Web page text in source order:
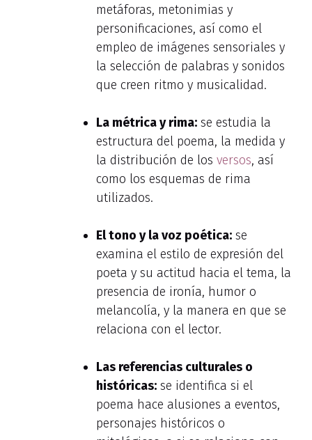
metáforas, metonimias y
personificaciones, así como el
empleo de imágenes sensoriales y
la selección de palabras y sonidos
que creen ritmo y musicalidad.
La métrica y rima: se estudia la
estructura del poema, la medida y
la distribución de los versos, así
como los esquemas de rima
utilizados.
El tono y la voz poética: se
examina el estilo de expresión del
poeta y su actitud hacia el tema, la
presencia de ironía, humor o
melancolía, y la manera en que se
relaciona con el lector.
Las referencias culturales o
históricas: se identifica si el
poema hace alusiones a eventos,
personajes históricos o